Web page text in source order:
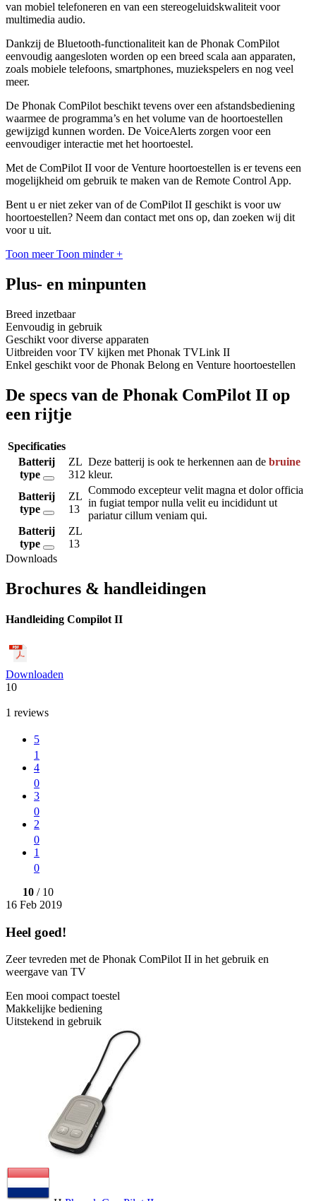
van mobiel telefoneren en van een stereogeluidskwaliteit voor
multimedia audio.
Dankzij de Bluetooth-functionaliteit kan de Phonak ComPilot
eenvoudig aangesloten worden op een breed scala aan apparaten,
zoals mobiele telefoons, smartphones, muziekspelers en nog veel
meer.
De Phonak ComPilot beschikt tevens over een afstandsbediening
waarmee de programma’s en het volume van de hoortoestellen
gewijzigd kunnen worden. De VoiceAlerts zorgen voor een
eenvoudiger interactie met het hoortoestel.
Met de ComPilot II voor de Venture hoortoestellen is er tevens een
mogelijkheid om gebruik te maken van de Remote Control App.
Bent u er niet zeker van of de ComPilot II geschikt is voor uw
hoortoestellen? Neem dan contact met ons op, dan zoeken wij dit
voor u uit.
Toon meer Toon minder +
Plus- en minpunten
Breed inzetbaar
Eenvoudig in gebruik
Geschikt voor diverse apparaten
Uitbreiden voor TV kijken met Phonak TVLink II
Enkel geschikt voor de Phonak Belong en Venture hoortoestellen
De specs van de Phonak ComPilot II op
een rijtje
Specificaties
Batterij
type
ZL
312
Deze batterij is ook te herkennen aan de bruine
kleur.
Batterij
type
ZL
13
Commodo excepteur velit magna et dolor officia
in fugiat tempor nulla velit eu incididunt ut
pariatur cillum veniam qui.
Batterij
type
ZL
13
Downloads
Brochures & handleidingen
Handleiding Compilot II
Downloaden
10
1 reviews
5
1
4
0
3
0
2
0
1
0
10 / 10
16 Feb 2019
Heel goed!
Zeer tevreden met de Phonak ComPilot II in het gebruik en
weergave van TV
Een mooi compact toestel
Makkelijke bediening
Uitstekend in gebruik